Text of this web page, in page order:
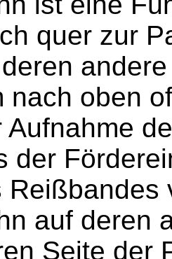
quer zur
nach oben
Aufnahme
der
Reißbandes
auf deren
Seite der